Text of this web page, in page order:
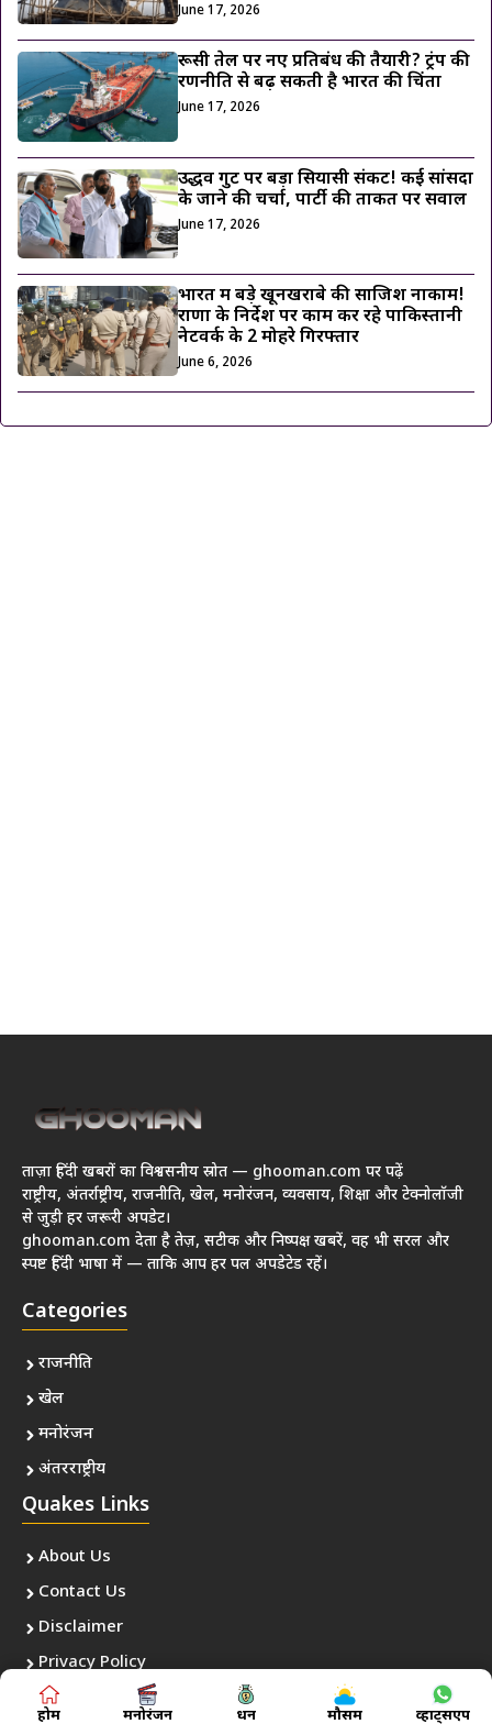
June 17, 2026
रूसी तेल पर नए प्रतिबंध की तैयारी? ट्रंप की
रणनीति से बढ़ सकती है भारत की चिंता
June 17, 2026
उद्धव गुट पर बड़ा सियासी संकट! कई सांसदों
के जाने की चर्चा, पार्टी की ताकत पर सवाल
June 17, 2026
भारत में बड़े खूनखराबे की साजिश नाकाम!
राणा के निर्देश पर काम कर रहे पाकिस्तानी
नेटवर्क के 2 मोहरे गिरफ्तार
June 6, 2026
ताज़ा हिंदी खबरों का विश्वसनीय स्रोत — ghooman.com पर पढ़ें
राष्ट्रीय, अंतर्राष्ट्रीय, राजनीति, खेल, मनोरंजन, व्यवसाय, शिक्षा और टेक्नोलॉजी
से जुड़ी हर जरूरी अपडेट।
ghooman.com देता है तेज़, सटीक और निष्पक्ष खबरें, वह भी सरल और
स्पष्ट हिंदी भाषा में — ताकि आप हर पल अपडेटेड रहें।
Categories
राजनीति
खेल
मनोरंजन
अंतरराष्ट्रीय
Quakes Links
About Us
Contact Us
Disclaimer
Privacy Policy
Follow Us
होम मनोरंजन धन मौसम व्हाट्सएप